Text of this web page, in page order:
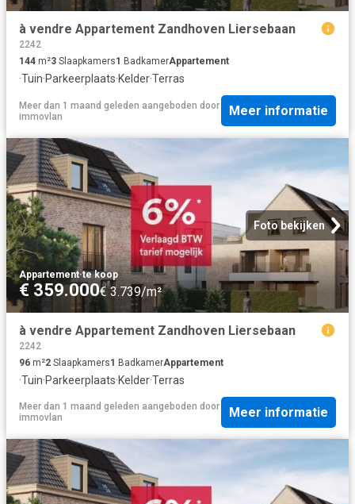
à vendre Appartement Zandhoven Liersebaan
2242
144 m²3 Slaapkamers1 BadkamerAppartement
·Tuin·Parkeerplaats·Kelder·Terras
Meer dan 1 maand geleden aangeboden door
immovlan
Meer informatie
Foto bekijken
Appartement·te koop
€ 359.000€ 3.739/m²
à vendre Appartement Zandhoven Liersebaan
2242
96 m²2 Slaapkamers1 BadkamerAppartement
·Tuin·Parkeerplaats·Kelder·Terras
Meer dan 1 maand geleden aangeboden door
immovlan
Meer informatie